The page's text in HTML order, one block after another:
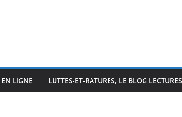
LIGNE LUTTES-ET-RATURES, LE BLOG LECTURES